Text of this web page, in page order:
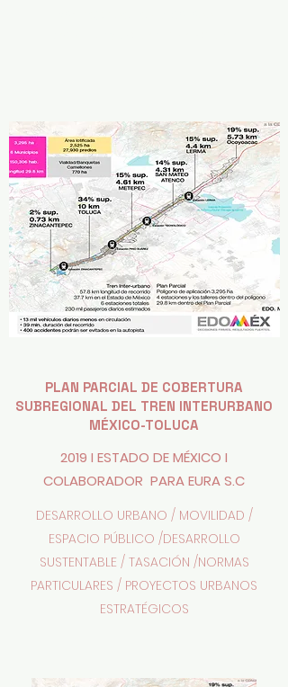
PLAN PARCIAL DE COBERTURA
SUBREGIONAL DEL TREN INTERURBANO
MÉXICO-TOLUCA
2019 I ESTADO DE MÉXICO I
COLABORADOR PARA EURA S.C
DESARROLLO URBANO / MOVILIDAD /
ESPACIO PÚBLICO /DESARROLLO
SUSTENTABLE / TASACIÓN /NORMAS
PARTICULARES / PROYECTOS URBANOS
ESTRATÉGICOS